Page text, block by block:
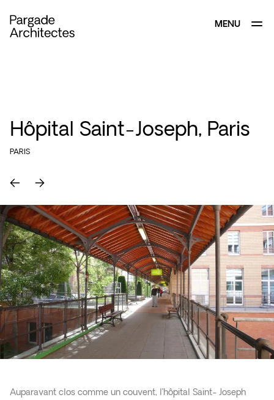
MENU
Hôpital Saint-Joseph, Paris
PARIS
Auparavant clos comme un couvent, l’hôpital Saint- Joseph